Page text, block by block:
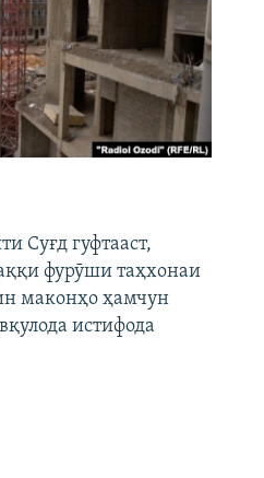
Суғд гуфтааст,
фурӯши таҳхонаи
маконҳо ҳамчун
истифода